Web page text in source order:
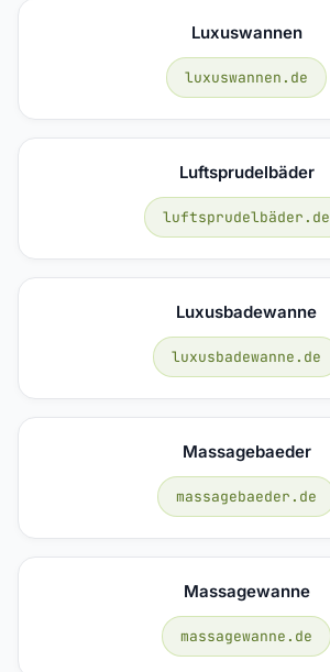
Luxuswannen
luxuswannen.de
Luftsprudelbäder
luftsprudelbäder.de
Luxusbadewanne
luxusbadewanne.de
Massagebaeder
massagebaeder.de
Massagewanne
massagewanne.de